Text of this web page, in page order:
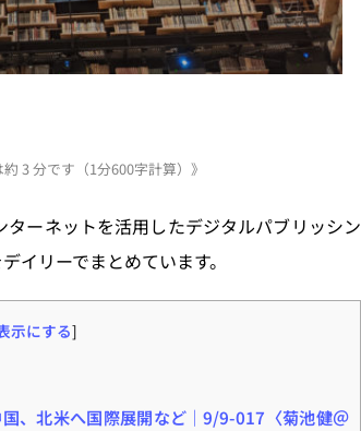
まとめ
3 分です（1分600字計算）》
ーネットを活用したデジタルパブリッシン
イリーでまとめています。
示にする]
、北米へ国際展開など｜9/9-017〈菊池健＠